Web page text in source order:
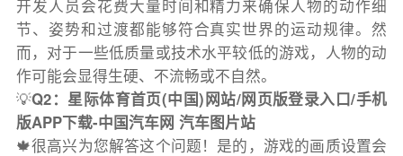
开发人员会花费大量时间和精力来确保人物的动作细
节、姿势和过渡都能够符合真实世界的运动规律。然
而，对于一些低质量或技术水平较低的游戏，人物的动
作可能会显得生硬、不流畅或不自然。
💡Q2：星际体育首页(中国)网站/网页版登录入口/手机
版APP下载-中国汽车网 汽车图片站
🍁很高兴为您解答这个问题！是的，游戏的画质设置会